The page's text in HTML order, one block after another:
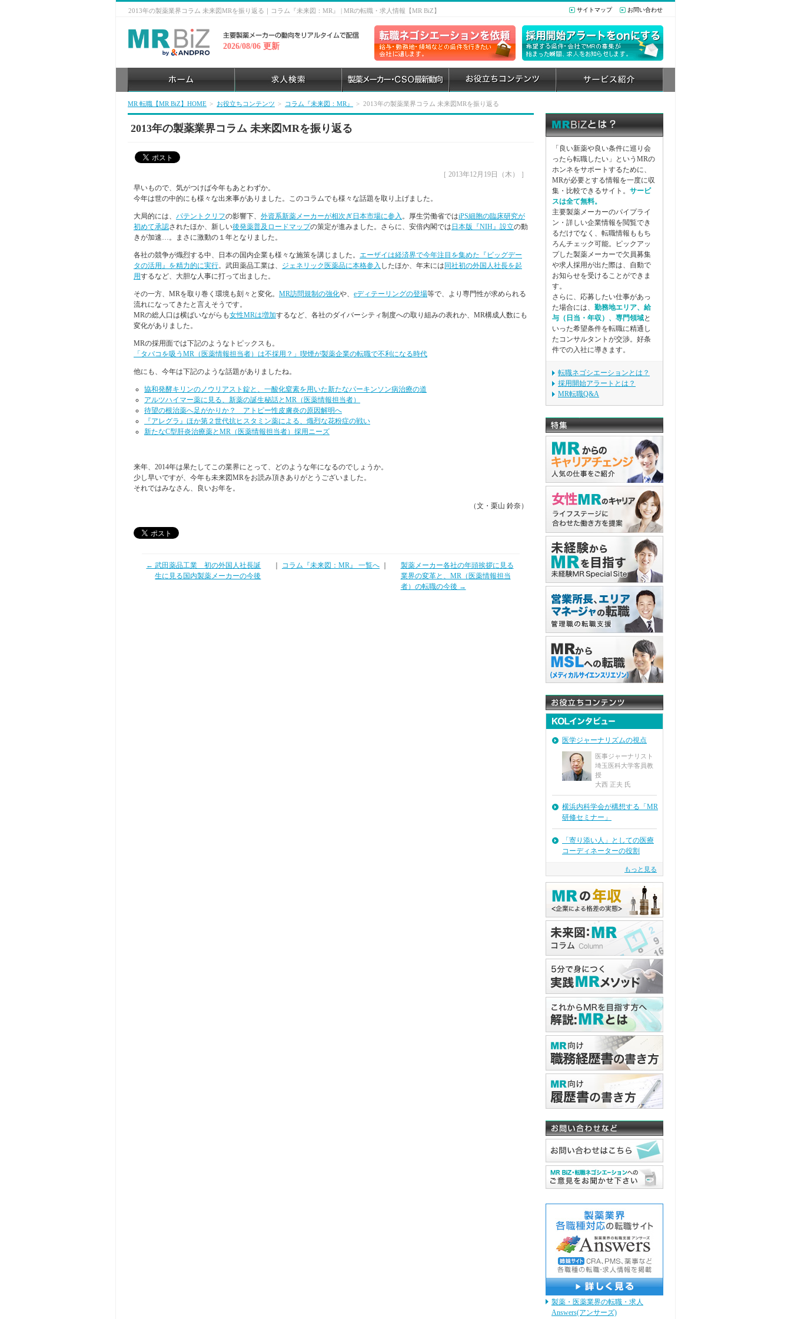
2013年の製薬業界コラム 未来図MRを振り返る｜コラム『未来図：MR』 | MRの転職・求人情報【MR BiZ】
2026/08/06 更新
サイトマップ お問い合わせ
MR 転職【MR BiZ】HOME > お役立ちコンテンツ > コラム『未来図：MR』 > 2013年の製薬業界コラム 未来図MRを振り返る
2013年の製薬業界コラム 未来図MRを振り返る
［ 2013年12月19日（木） ］
早いもので、気がつけば今年もあとわずか。
今年は世の中的にも様々な出来事がありました。このコラムでも様々な話題を取り上げました。
大局的には、 パテントクリフの影響下、 外資系新薬メーカーが相次ぎ日本市場に参入 。厚生労働省ではiPS細胞の臨床研究が
初めて承認されたほか、新しい後発薬普及ロードマップの策定が進みました。さらに、安倍内閣では 日本版『NIH』設立の動
きが加速…。まさに激動の１年となりました。
各社の競争が熾烈する中、日本の国内企業も様々な施策を講じました。 エーザイは経済界で今年注目を集めた『ビッグデー
タの活用』を精力的に実行。武田薬品工業は、 ジェネリック医薬品に本格参入 したほか、年末には 同社初の外国人社長を起
用するなど、大胆な人事に打って出ました。
その一方、MRを取り巻く環境も刻々と変化。 MR訪問規制の強化や、 eディテーリングの登場等で、より専門性が求められる
流れになってきたと言えそうです。
MRの総人口は横ばいながらも女性MRは増加するなど、各社のダイバーシティ制度への取り組みの表れか、MR構成人数にも
変化がありました。
MRの採用面では下記のようなトピックスも。
「タバコを吸うMR（医薬情報担当者）は不採用？」喫煙が製薬企業の転職で不利になる時代
他にも、今年は下記のような話題がありましたね。
協和発酵キリンのノウリアスト錠と、一酸化窒素を用いた新たなパーキンソン病治療の道
アルツハイマー薬に見る、新薬の誕生秘話とMR（医薬情報担当者）
待望の根治薬へ足がかりか？ アトピー性皮膚炎の原因解明へ
『アレグラ』ほか第２世代抗ヒスタミン薬による、熾烈な花粉症の戦い
新たなC型肝炎治療薬とMR（医薬情報担当者）採用ニーズ
来年、2014年は果たしてこの業界にとって、どのような年になるのでしょうか。
少し早いですが、今年も未来図MRをお読み頂きありがとうございました。
それではみなさん、良いお年を。
（文・栗山 鈴奈）
← 武田薬品工業 初の外国人社長誕
生に見る国内製薬メーカーの今後
コラム『未来図：MR』 一覧へ
製薬メーカー各社の年頭挨拶に見る
業界の変革と、MR（医薬情報担当
者）の転職の今後 →
「良い新薬や良い条件に巡り会
ったら転職したい」というMRの
ホンネをサポートするために、
MRが必要とする情報を一度に収
集・比較できるサイト。 サービ
スは全て無料。
主要製薬メーカーのパイプライ
ン・詳しい企業情報を閲覧でき
るだけでなく、転職情報ももち
ろんチェック可能。ピックアッ
プした製薬メーカーで欠員募集
や求人採用が出た際は、自動で
お知らせを受けることができま
す。
さらに、応募したい仕事があっ
た場合には、 勤務地エリア、給
与（日当・年収）、専門領域と
いった希望条件を転職に精通し
たコンサルタントが交渉。好条
件での入社に導きます。
転職ネゴシエーションとは？
採用開始アラートとは？
MR転職Q&A
医学ジャーナリズムの視点
医事ジャーナリスト
埼玉医科大学客員教
授
大西 正夫 氏
横浜内科学会が構想する「MR
研修セミナー」
「寄り添い人」としての医療
コーディネーターの役割
もっと見る
製薬・医薬業界の転職・求人
Answers(アンサーズ)